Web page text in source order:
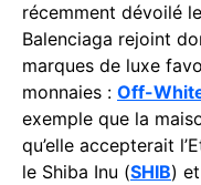
récemment dévoilé
Balenciaga rejoint
marques de luxe
monnaies : Off-
exemple que la
qu’elle accepterait
le Shiba Inu (SHIB)